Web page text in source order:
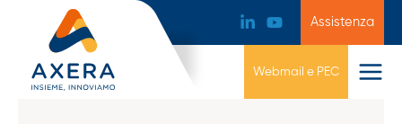
Assistenza
Webmail e PEC